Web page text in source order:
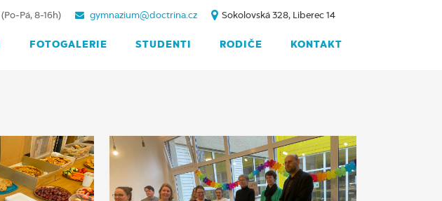
FOTOGALERIE STUDENTI RODIČE KONTAKT
(Po-Pá, 8-16h) gymnazium@doctrina.cz Sokolovská 328, Liberec 14